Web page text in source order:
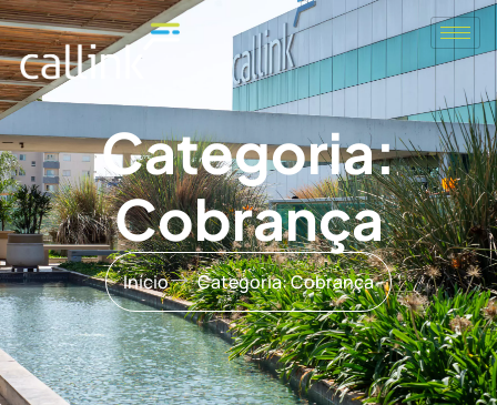
Categoria:
Cobrança
Início Categoria: Cobrança